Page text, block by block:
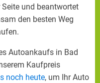
und beantwortet
den besten Weg
Autoankaufs in Bad
Kaufpreis
noch heute, um Ihr Auto